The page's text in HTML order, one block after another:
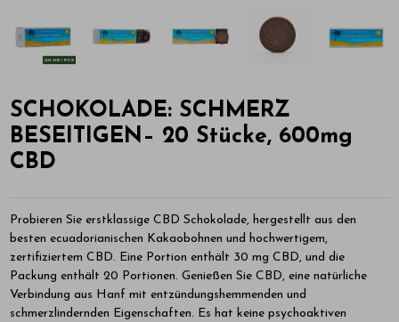
SCHOKOLADE: SCHMERZ
BESEITIGEN– 20 Stücke, 600mg
CBD
Probieren Sie erstklassige CBD Schokolade, hergestellt aus den
besten ecuadorianischen Kakaobohnen und hochwertigem,
zertifiziertem CBD. Eine Portion enthält 30 mg CBD, und die
Packung enthält 20 Portionen. Genießen Sie CBD, eine natürliche
Verbindung aus Hanf mit entzündungshemmenden und
schmerzlindernden Eigenschaften. Es hat keine psychoaktiven